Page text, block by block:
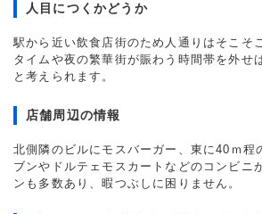
人目につくかどうか
駅から近い飲食店街のため人通りはそこそ
タイムや夜の繁華街が賑わう時間帯を外せ
と考えられます。
店舗周辺の情報
北側隣のビルにモスバーガー、東に40ｍ程
ブンやドルテェモスカートなどのコンビニ
ンも多数あり、暇つぶしに困りません。